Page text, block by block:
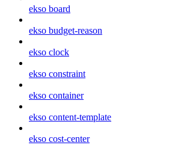
ekso board
ekso budget-reason
ekso clock
ekso constraint
ekso container
ekso content-template
ekso cost-center